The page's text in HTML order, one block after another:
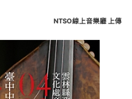
NTSO線上音樂廳 上傳